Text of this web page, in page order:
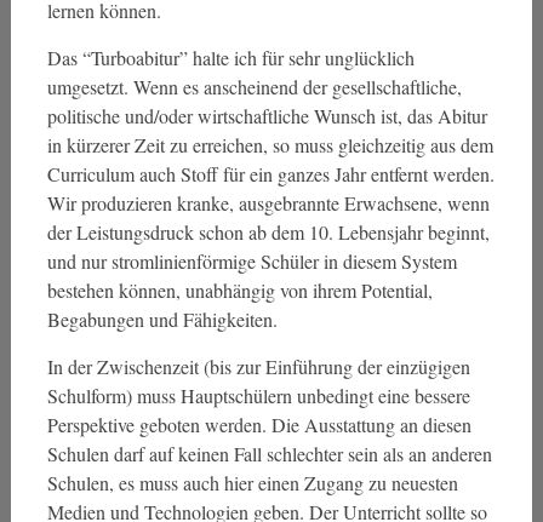
lernen können.
Das “Turboabitur” halte ich für sehr unglücklich
umgesetzt. Wenn es anscheinend der gesellschaftliche,
politische und/oder wirtschaftliche Wunsch ist, das Abitur
in kürzerer Zeit zu erreichen, so muss gleichzeitig aus dem
Curriculum auch Stoff für ein ganzes Jahr entfernt werden.
Wir produzieren kranke, ausgebrannte Erwachsene, wenn
der Leistungsdruck schon ab dem 10. Lebensjahr beginnt,
und nur stromlinienförmige Schüler in diesem System
bestehen können, unabhängig von ihrem Potential,
Begabungen und Fähigkeiten.
In der Zwischenzeit (bis zur Einführung der einzügigen
Schulform) muss Hauptschülern unbedingt eine bessere
Perspektive geboten werden. Die Ausstattung an diesen
Schulen darf auf keinen Fall schlechter sein als an anderen
Schulen, es muss auch hier einen Zugang zu neuesten
Medien und Technologien geben. Der Unterricht sollte so